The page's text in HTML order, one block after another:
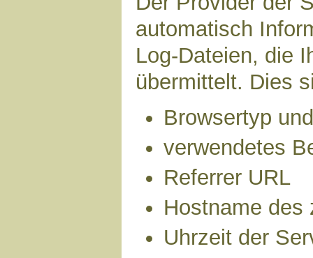
automatisch
Log-Dateien, die
übermittelt. Dies
Browsertyp
verwendetes
Referrer URL
Hostname des
Uhrzeit der